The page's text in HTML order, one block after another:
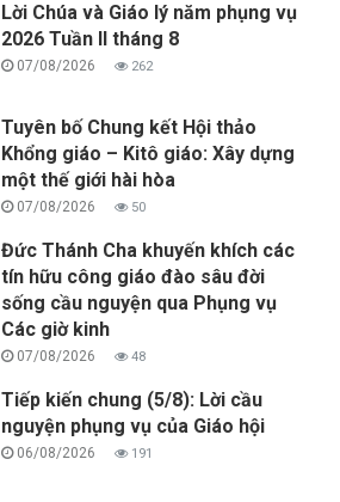
Lời Chúa và Giáo lý năm phụng vụ
2026 Tuần II tháng 8
07/08/2026 262
Tuyên bố Chung kết Hội thảo
Khổng giáo – Kitô giáo: Xây dựng
một thế giới hài hòa
07/08/2026 50
Đức Thánh Cha khuyến khích các
tín hữu công giáo đào sâu đời
sống cầu nguyện qua Phụng vụ
Các giờ kinh
07/08/2026 48
Tiếp kiến chung (5/8): Lời cầu
nguyện phụng vụ của Giáo hội
06/08/2026 191